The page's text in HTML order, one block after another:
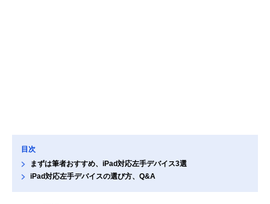
目次
まずは筆者おすすめ、iPad対応左手デバイス3選
iPad対応左手デバイスの選び方、Q&A